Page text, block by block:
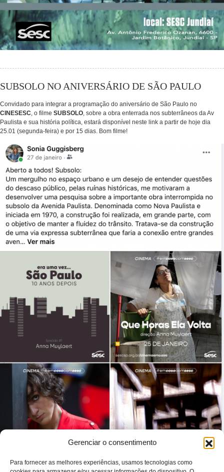
Gerenciar o consentimento
Para fornecer as melhores experiências, usamos tecnologias como
SUBSOLO NO ANIVERSÁRIO DE SÃO PAULO
Convidado para integrar a programação do aniversário de São Paulo no
CINESESC, o filme SUBSOLO, sobre a obra enterrada nos subterrâneos da Av
Paulista e sua história política, estará disponível neste link a partir de hoje dia
25.01 (segunda-feira) e por 15 dias. Bom filme!